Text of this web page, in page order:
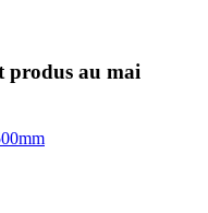
produs au mai